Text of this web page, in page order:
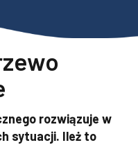
rozwiązuje w
sytuacji. Ileż to